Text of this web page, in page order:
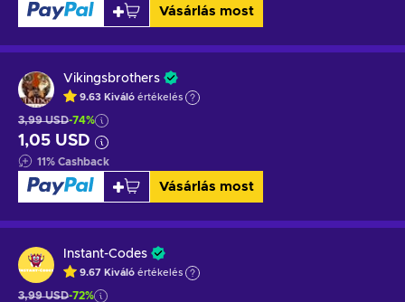
Vásárlás most
Vikingsbrothers
9.63 Kiváló értékelés
3,99 USD-74%
1,05 USD
11% Cashback
Vásárlás most
Instant-Codes
9.67 Kiváló értékelés
3,99 USD-72%